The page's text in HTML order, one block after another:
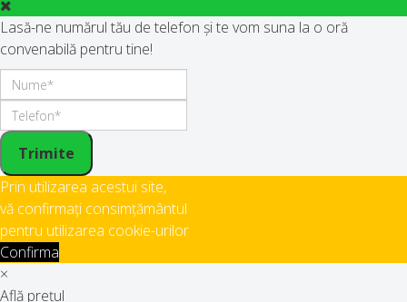
Lasă-ne numărul tău de telefon și te vom suna la o oră
convenabilă pentru tine!
Trimite
Prin utilizarea acestui site,
vă confirmați consimțământul
pentru utilizarea cookie-urilor
Confirma
×
Află prețul